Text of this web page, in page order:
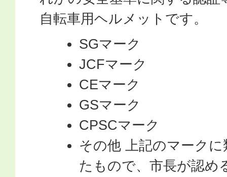
自転車用ヘルメットです。
SGマーク
JCFマーク
CEマーク
GSマーク
CPSCマーク
その他 上記のマーク
たもので、市長が認め